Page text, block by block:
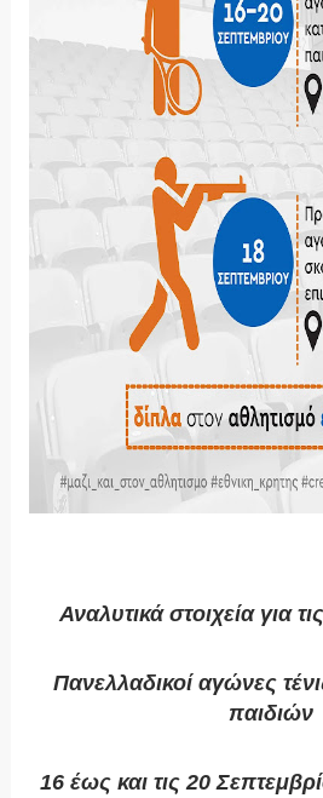
Αναλυτικά στοιχεία για
Πανελλαδικοί αγώνες
παιδιών
16 έως και τις 20